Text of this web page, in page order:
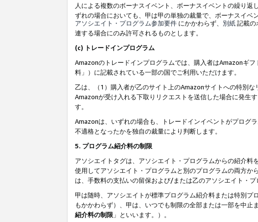
人による複数のボーナスイベント、ボーナスイベントの繰り
ずれの場合においても、甲は甲の単独の裁量で、ボーナスイベ
アソシエイト・プログラム参加要件 にかかわらず、 別紙記載の
連する場合にのみ許可されるものとします。
(c) トレードインプログラム
Amazonのトレードインプログラムでは、購入者はAmazonギ
料」）に記載されている一部の国でご利用いただけます。
乙は、（1）購入者が乙のサイト上のAmazonサイトへの特別
Amazonが受け入れる下取りリクエストを送信した場合に発生
す。
Amazonは、いずれの場合も、トレードインイベントがプログ
不適格となったかを独自の裁量により判断します。
5. プログラム紹介料の制限
アソシエイトタグは、アソシエイト・プログラムからの紹介
使用してアソシエイト・プログラムと別のプログラムの両方
は、手数料の支払いの留保および/または乙のアソシエイト・
甲は随時、アソシエイトが標準プログラム紹介料または特別
もかかわらず）、甲は、いつでも制限の全部または一部を中止
紹介料の制限 」といいます。）。